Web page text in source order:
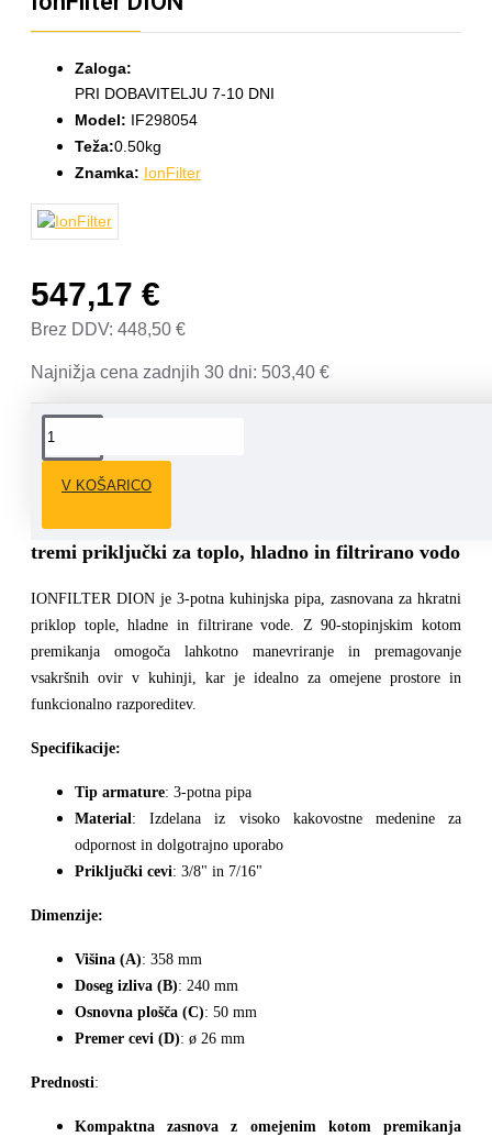
Zaloga:
PRI DOBAVITELJU 7-10 DNI
Model: IF298054
Teža:0.50kg
Znamka: IonFilter
547,17 €
Brez DDV: 448,50 €
Najnižja cena zadnjih 30 dni: 503,40 €
V KOŠARICO
KUHINJSKA PIPA IONFILTER DION -
tremi priključki za toplo, hladno in filtrirano vodo
IONFILTER DION je 3-potna kuhinjska pipa, zasnovana za hkratni
priklop tople, hladne in filtrirane vode. Z 90-stopinjskim kotom
premikanja omogoča lahkotno manevriranje in premagovanje
vsakršnih ovir v kuhinji, kar je idealno za omejene prostore in
funkcionalno razporeditev.
Specifikacije:
Tip armature: 3-potna pipa
Material: Izdelana iz visoko kakovostne medenine za
odpornost in dolgotrajno uporabo
Priključki cevi: 3/8" in 7/16"
Dimenzije:
Višina (A): 358 mm
Doseg izliva (B): 240 mm
Osnovna plošča (C): 50 mm
Premer cevi (D): ø 26 mm
Prednosti:
Kompaktna zasnova z omejenim kotom premikanja